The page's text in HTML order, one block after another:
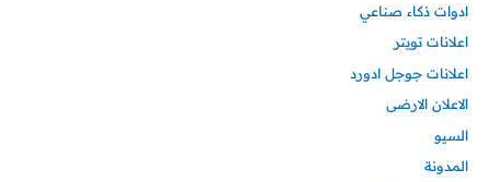
ادوات ذكاء صناعي
اعلانات تويتر
اعلانات جوجل ادورد
الاعلان الارضى
السيو
المدونة